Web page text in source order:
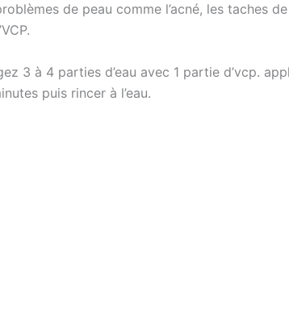
de peau comme l’acné, les taches
3 à 4 parties d’eau avec 1 partie d’vcp.
puis rincer à l’eau.